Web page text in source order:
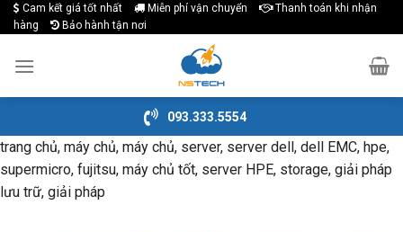
Skip
to
content
Cam kết giá tốt nhất Miễn phí vận chuyển
Thanh toán khi nhận
hàng
Bảo hành tận nơi
093.333.5554
trang chủ, máy chủ, máy chủ, server, server dell, dell EMC, hpe,
supermicro, fujitsu, máy chủ tốt, server HPE, storage, giải pháp
lưu trữ, giải pháp